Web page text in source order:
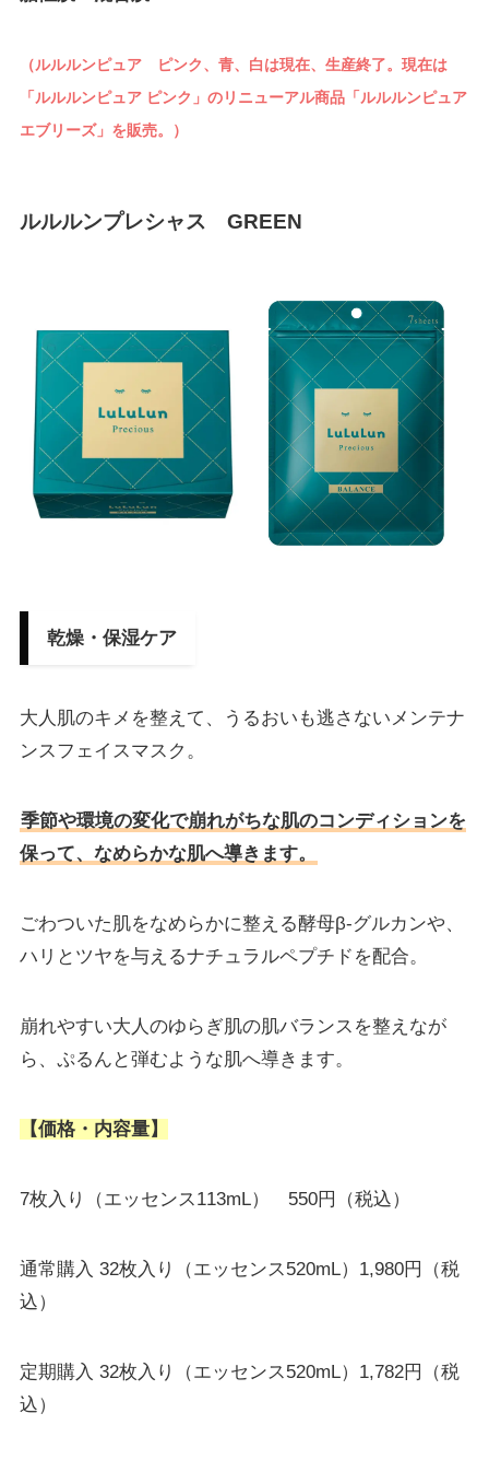
（ルルルンピュア ピンク、青、白は現在、生産終了。現在は
「ルルルンピュア ピンク」のリニューアル商品「ルルルンピュア
エブリーズ」を販売。）
ルルルンプレシャス GREEN
乾燥・保湿ケア
大人肌のキメを整えて、うるおいも逃さないメンテナ
ンスフェイスマスク。
季節や環境の変化で崩れがちな肌のコンディションを
保って、なめらかな肌へ導きます。
ごわついた肌をなめらかに整える酵母β-グルカンや、
ハリとツヤを与えるナチュラルペプチドを配合。
崩れやすい大人のゆらぎ肌の肌バランスを整えなが
ら、ぷるんと弾むような肌へ導きます。
【価格・内容量】
7枚入り（エッセンス113mL） 550円（税込）
通常購入 32枚入り（エッセンス520mL）1,980円（税
込）
定期購入 32枚入り（エッセンス520mL）1,782円（税
込）